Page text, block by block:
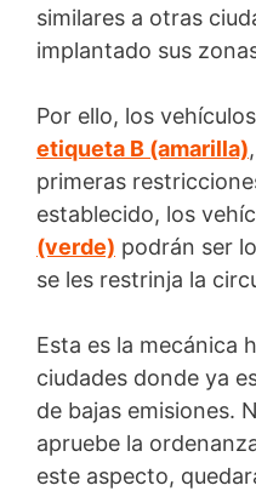
similares a otras
implantado sus
Por ello, los vehículos
etiqueta B (amarilla)
primeras
establecido, los
(verde) podrán ser
se les restrinja la
Esta es la mecánica
ciudades donde ya
de bajas emisiones.
apruebe la
este aspecto,